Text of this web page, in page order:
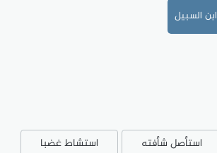
ابن السبيل
استأصل شأفته
استشاط غضبا